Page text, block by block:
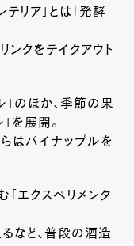
リア」とは「発酵
ンクをテイクアウト
」のほか、季節の果
を展開。
はパイナップルを
エクスペリメンタ
など、普段の酒造